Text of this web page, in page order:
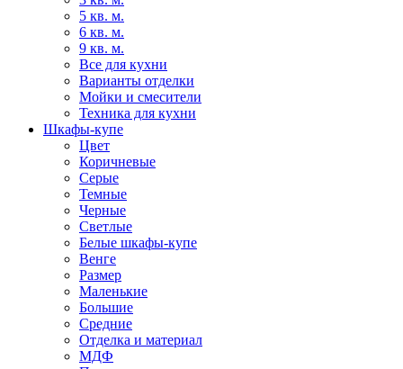
5 кв. м.
6 кв. м.
9 кв. м.
Все для кухни
Варианты отделки
Мойки и смесители
Техника для кухни
Шкафы-купе
Цвет
Коричневые
Серые
Темные
Черные
Светлые
Белые шкафы-купе
Венге
Размер
Маленькие
Большие
Средние
Отделка и материал
МДФ